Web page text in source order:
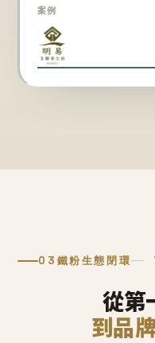
案例
03 鐵粉生態閉環
從第
到品